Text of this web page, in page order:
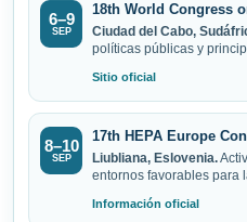
6–9
SEP
18th World Congress
Ciudad del Cabo,
políticas públicas y
Sitio oficial
8–10
SEP
17th HEPA Europe
Liubliana, Eslovenia.
entornos favorables para
Información oficial